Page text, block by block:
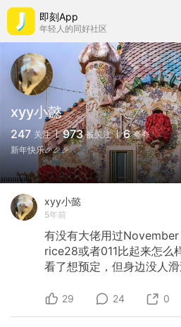
即刻App
年轻人的同好社区
xyy小懿
247 关注 973 被关注 6 夸夸
新年快乐🎉🎉🎉
xyy小懿
5年前
有没有大佬用过November
rice28或者011比起来怎么
看了想预定，但身边没人
29 24 0